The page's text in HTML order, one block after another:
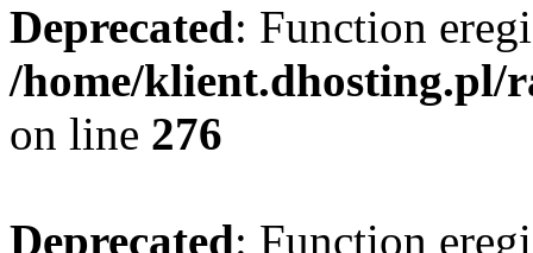
Deprecated: Function
/home/klient.dhosting.pl/
on line 276
Deprecated: Function